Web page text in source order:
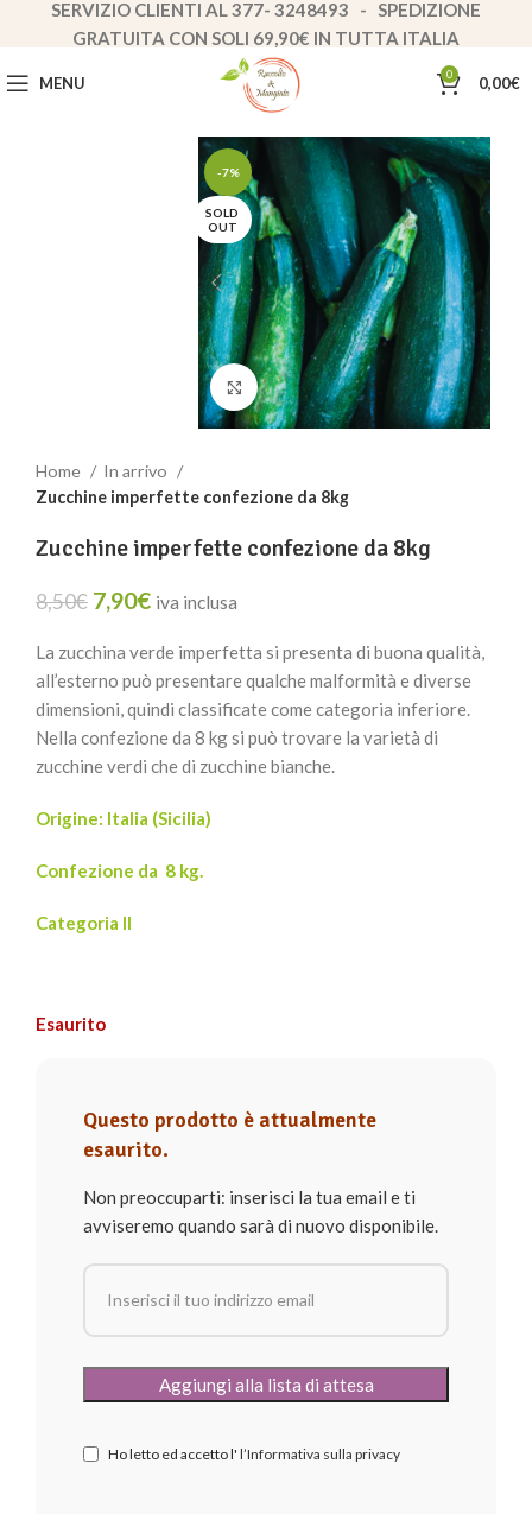
MENU 0 0,00€
-7%
SOLD
OUT
Clicca per ingrandire
Home
In arrivo
Zucchine imperfette confezione da 8kg
Zucchine imperfette confezione da 8kg
8,50€ 7,90€ iva inclusa
La zucchina verde imperfetta si presenta di buona qualità,
all’esterno può presentare qualche malformità e diverse
dimensioni, quindi classificate come categoria inferiore.
Nella confezione da 8 kg si può trovare la varietà di
zucchine verdi che di zucchine bianche.
Origine: Italia (Sicilia)
Confezione da 8 kg.
Categoria II
Esaurito
Questo prodotto è attualmente
esaurito.
Non preoccuparti: inserisci la tua email e ti
avviseremo quando sarà di nuovo disponibile.
Ho letto ed accetto l' l’Informativa sulla privacy
SERVIZIO CLIENTI AL 377- 3248493 - SPEDIZIONE
GRATUITA CON SOLI 69,90€ IN TUTTA ITALIA